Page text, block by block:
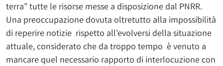
terra” tutte le risorse messe a disposizione dal PNRR.
Una preoccupazione dovuta oltretutto alla impossibilità
di reperire notizie rispetto all’evolversi della situazione
attuale, considerato che da troppo tempo è venuto a
mancare quel necessario rapporto di interlocuzione con